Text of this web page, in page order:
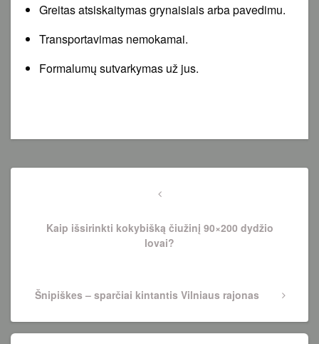
Greitas atsiskaitymas grynaisiais arba pavedimu.
Transportavimas nemokamai.
Formalumų sutvarkymas už jus.
Navigacija
Previous
Kaip išsirinkti kokybišką čiužinį 90×200 dydžio
lovai?
Next
Šnipiškes – sparčiai kintantis Vilniaus rajonas